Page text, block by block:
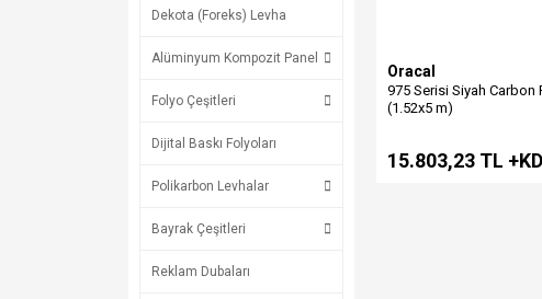
Dekota (Foreks) Levha
Alüminyum Kompozit Panel
Folyo Çeşitleri
Dijital Baskı Folyoları
Polikarbon Levhalar
Bayrak Çeşitleri
Reklam Dubaları
Oracal
975 Serisi Siyah Carbon
(1.52x5 m)
15.803,23 TL